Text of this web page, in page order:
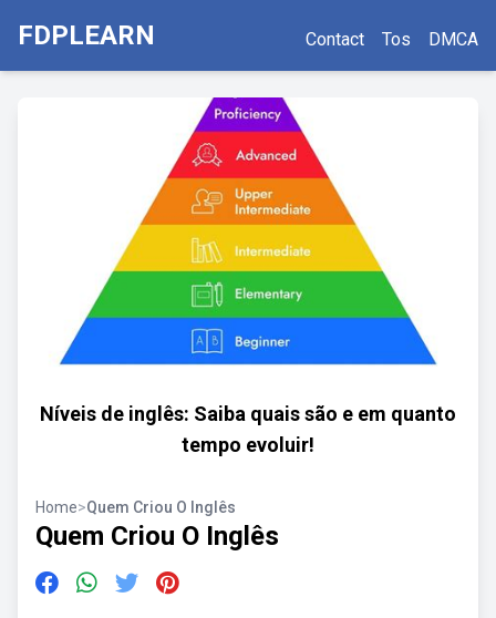
FDPLEARN Contact Tos DMCA
Níveis de inglês: Saiba quais são e em quanto
tempo evoluir!
Home>Quem Criou O Inglês
Quem Criou O Inglês